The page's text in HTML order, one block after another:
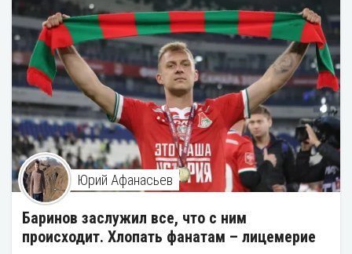
Юрий Афанасьев
Баринов заслужил все, что с ним
происходит. Хлопать фанатам – лицемерие